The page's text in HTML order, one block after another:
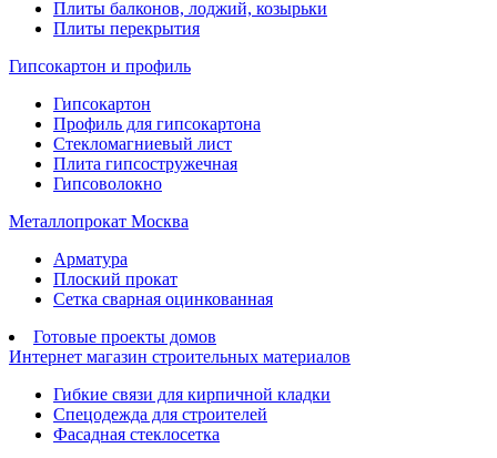
Плиты балконов, лоджий, козырьки
Плиты перекрытия
Гипсокартон и профиль
Гипсокартон
Профиль для гипсокартона
Стекломагниевый лист
Плита гипсостружечная
Гипсоволокно
Металлопрокат Москва
Арматура
Плоский прокат
Сетка сварная оцинкованная
Готовые проекты домов
Интернет магазин строительных материалов
Гибкие связи для кирпичной кладки
Спецодежда для строителей
Фасадная стеклосетка